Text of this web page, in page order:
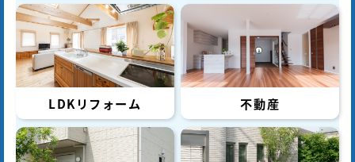
LDKリフォーム 不動産